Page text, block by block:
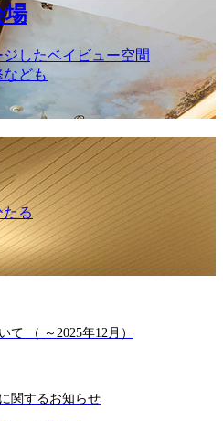
場
したベイビュー空間
ども
たる
て （ ～2025年12月）
関するお知らせ